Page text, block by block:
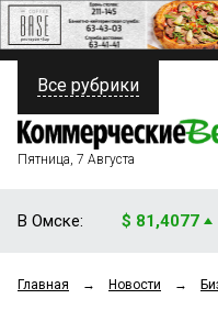
ПОЛИТИКА
ФИНАНСЫ
ОБЩЕСТВО
Все рубрики
Пятница, 7 Августа
В Омске: $ 81,4077
Главная → Новости →